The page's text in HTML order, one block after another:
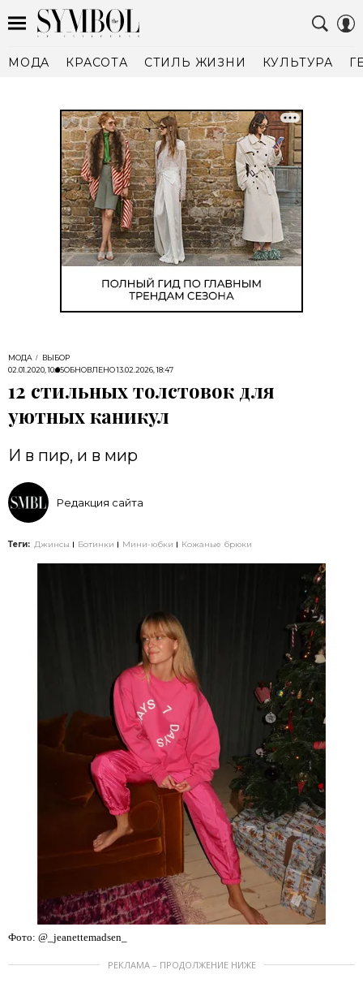
МОДА КРАСОТА СТИЛЬ ЖИЗНИ КУЛЬТУРА
МОДА
ВЫБОР
02.01.2020, 10:05ОБНОВЛЕНО13.02.2026, 18:47
12 стильных толстовок для
уютных каникул
И в пир, и в мир
Редакция сайта
Теги: Джинсы Ботинки Мини-юбки Кожаные брюки
Фото: @_jeanettemadsen_
РЕКЛАМА – ПРОДОЛЖЕНИЕ НИЖЕ